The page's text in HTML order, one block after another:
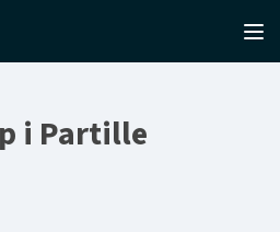
i Partille